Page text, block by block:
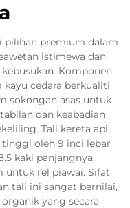
pilihan premium dalam
istimewa dan
Komponen
cedara berkualiti
sokongan asas untuk
dan keabadian
Tali kereta api
oleh 9 inci lebar
kaki panjangnya,
rel piawai. Sifat
tali ini sangat bernilai,
yang secara